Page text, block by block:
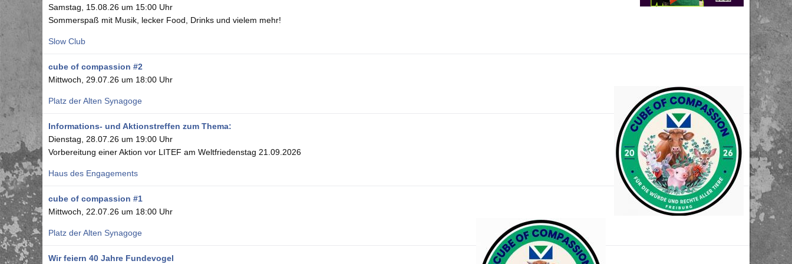
Samstag, 15.08.26 um 15:00 Uhr
Sommerspaß mit Musik, lecker Food, Drinks und vielem mehr!
Slow Club
cube of compassion #2
Mittwoch, 29.07.26 um 18:00 Uhr
Platz der Alten Synagoge
Informations- und Aktionstreffen zum Thema:
Dienstag, 28.07.26 um 19:00 Uhr
Vorbereitung einer Aktion vor LITEF am Weltfriedenstag 21.09.2026
Haus des Engagements
cube of compassion #1
Mittwoch, 22.07.26 um 18:00 Uhr
Platz der Alten Synagoge
Wir feiern 40 Jahre Fundevogel